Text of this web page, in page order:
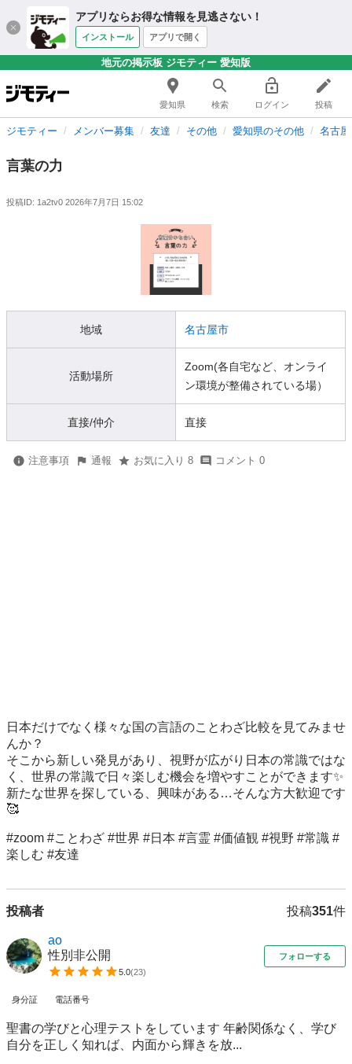
アプリならお得な情報を見逃さない！
インストール アプリで開く
地元の掲示板 ジモティー 愛知版
愛知県 検索 ログイン 投稿
ジモティー メンバー募集 友達 その他 愛知県のその他 名古
言葉の力
投稿ID: 1a2tv0 2026年7月7日 15:02
地域 名古屋市
活動場所
Zoom(各自宅など、オンライ
ン環境が整備されている場）
直接/仲介 直接
注意事項 通報 お気に入り 8 コメント 0
日本だけでなく様々な国の言語のことわざ比較を見てみませ
んか？
そこから新しい発見があり、視野が広がり日本の常識ではな
く、世界の常識で日々楽しむ機会を増やすことができます✨
新たな世界を探している、興味がある…そんな方大歓迎です
🥰
#zoom #ことわざ #世界 #日本 #言霊 #価値観 #視野 #常識 #
楽しむ #友達
投稿者 投稿351件
ao
性別非公開
5.0(23)
フォローする
身分証 電話番号
聖書の学びと心理テストをしています 年齢関係なく、学び
自分を正しく知れば、内面から輝きを放...